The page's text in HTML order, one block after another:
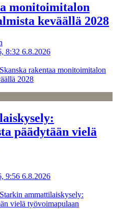
monitoimitalon
keväällä 2028
8:32 6.8.2026
rakentaa monitoimitalon
2028
päädytään vielä
9:56 6.8.2026
ammattilaiskysely:
vielä työvoimapulaan